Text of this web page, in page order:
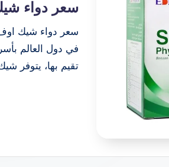
سعر دواء
سعر دواء شيك اوف
في دول العالم
تقيم بها، يتوفر